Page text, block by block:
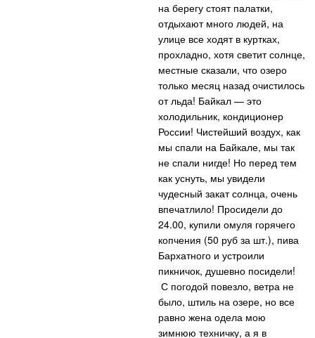
на берегу стоят палатки,
отдыхают много людей, на
улице все ходят в куртках,
прохладно, хотя светит солнце,
местные сказали, что озеро
только месяц назад очистилось
от льда! Байкал — это
холодильник, кондиционер
России! Чистейший воздух, как
мы спали на Байкале, мы так
не спали нигде! Но перед тем
как уснуть, мы увидели
чудесный закат солнца, очень
впечатлило! Просидели до
24.00, купили омуля горячего
копчения (50 руб за шт.), пива
Бархатного и устроили
пикничок, душевно посидели!
С погодой повезло, ветра не
было, штиль на озере, но все
равно жена одела мою
зимнюю техничку, а я в